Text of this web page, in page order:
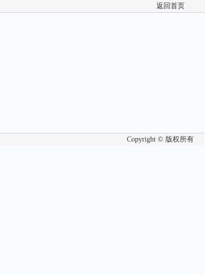
返回首页
Copyright © 版权所有